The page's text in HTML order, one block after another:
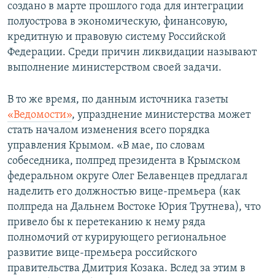
создано в марте прошлого года для интеграции
полуострова в экономическую, финансовую,
кредитную и правовую систему Российской
Федерации. Среди причин ликвидации называют
выполнение министерством своей задачи.
В то же время, по данным источника газеты
«Ведомости», упразднение министерства может
стать началом изменения всего порядка
управления Крымом. «В мае, по словам
собеседника, полпред президента в Крымском
федеральном округе Олег Белавенцев предлагал
наделить его должностью вице-премьера (как
полпреда на Дальнем Востоке Юрия Трутнева), что
привело бы к перетеканию к нему ряда
полномочий от курирующего региональное
развитие вице-премьера российского
правительства Дмитрия Козака. Вслед за этим в